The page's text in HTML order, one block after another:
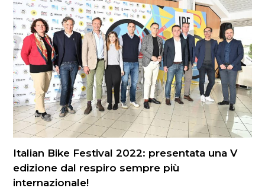
Italian Bike Festival 2022: presentata una V
edizione dal respiro sempre più
internazionale!